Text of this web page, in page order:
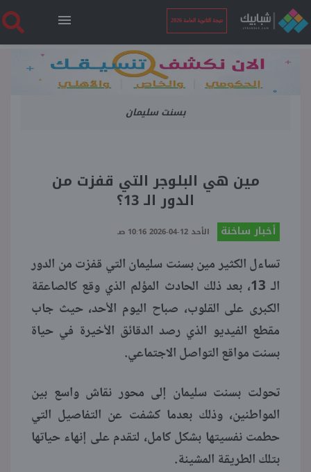
نتيجة الثانوية العامة 2026
الرئيسية
نتيجة الثانوية العامة 2026
فنجان قهوة
ملفات
بسنت سليمان
مين هي البلوجر التي قفزت من
الدور الـ 13؟
أخبار ساخنة الأحد 12-04-2026 10:16 صـ
تساءل الكثير مين بسنت سليمان التي قفزت من الدور
الـ 13، بعد ذلك الحادث المؤلم الذي وقع كالصاعقة
الكبرى على القلوب، صباح اليوم الأحد، حيث جاب
مقطع الفيديو الذي رصد الدقائق الأخيرة في حياة
بسنت مواقع التواصل الاجتماعي.
تحولت بسنت سليمان إلى محور نقاش واسع بين
المواطنين، وذلك بعدما كشفت عن التفاصيل التي
حطمت نفسيتها بشكل كامل، لتقدم على إنهاء حياتها
بتلك الطريقة المشينة.